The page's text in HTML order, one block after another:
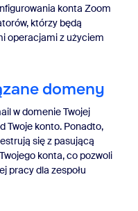
konta Zoom
którzy będą
operacjami z użyciem
domeny
w domenie Twojej
Twoje konto. Ponadto,
się z pasującą
konta, co pozwoli
pracy dla zespołu